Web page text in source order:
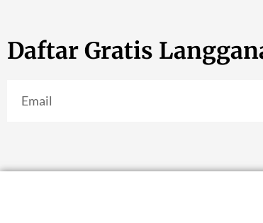
Daftar Gratis